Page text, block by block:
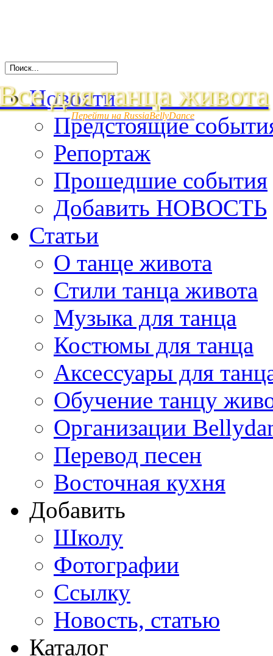
для танца живота
Перейти на RussiaBellyDance
Новости
Предстоящие
Репортаж
Прошедшие события
Добавить НОВОСТЬ
Статьи
О танце живота
Стили танца живота
Музыка для танца
Костюмы для танца
Аксессуары для
Обучение танцу
Организации
Перевод песен
Восточная кухня
Добавить
Школу
Фотографии
Ссылку
Новость, статью
Каталог